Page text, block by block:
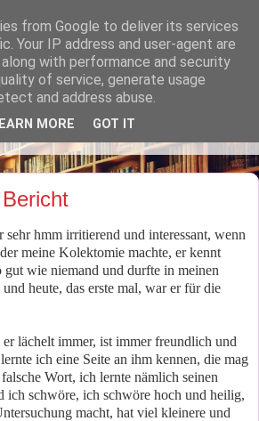
lädt Dich in ihr
ein.
und lies ein wenig über meine
hmm irritierend und interessant, wenn
meine Kolektomie machte, er kennt
gut wie niemand und durfte in meinen
heute, das erste mal, war er für die
lächelt immer, ist immer freundlich und
ich eine Seite an ihm kennen, die mag
Wort, ich lernte nämlich seinen
ich schwöre, ich schwöre hoch und heilig,
macht, hat viel kleinere und
from Google to deliver its services
Your IP address and user-agent are
with performance and security
of service, generate usage
and address abuse.
MORE GOT IT